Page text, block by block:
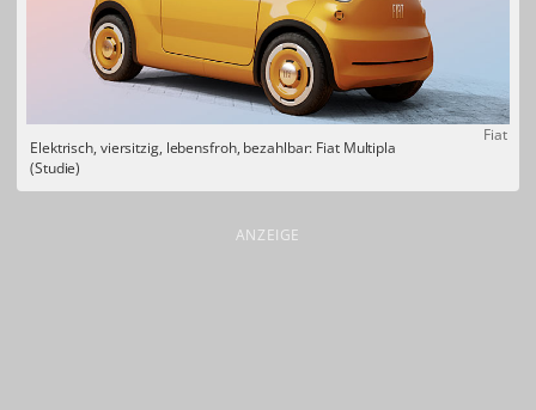
Fiat
Elektrisch, viersitzig, lebensfroh, bezahlbar: Fiat Multipla
(Studie)
ANZEIGE